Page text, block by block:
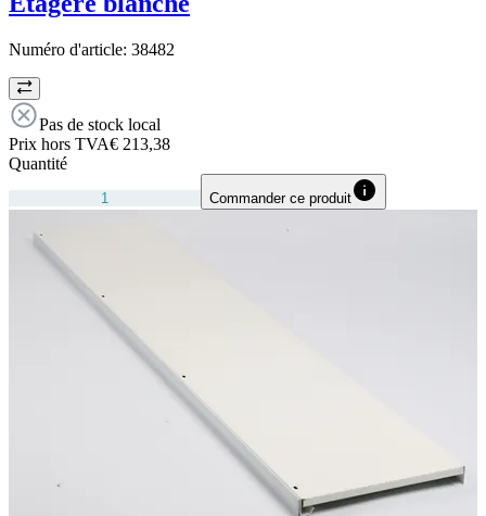
Numéro d'article: 38482
Pas de stock local
Prix hors TVA€ 213,38
Quantité
Commander ce produit